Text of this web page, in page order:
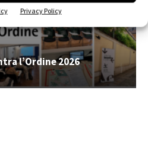
Privacy Policy
l’Ordine 2026